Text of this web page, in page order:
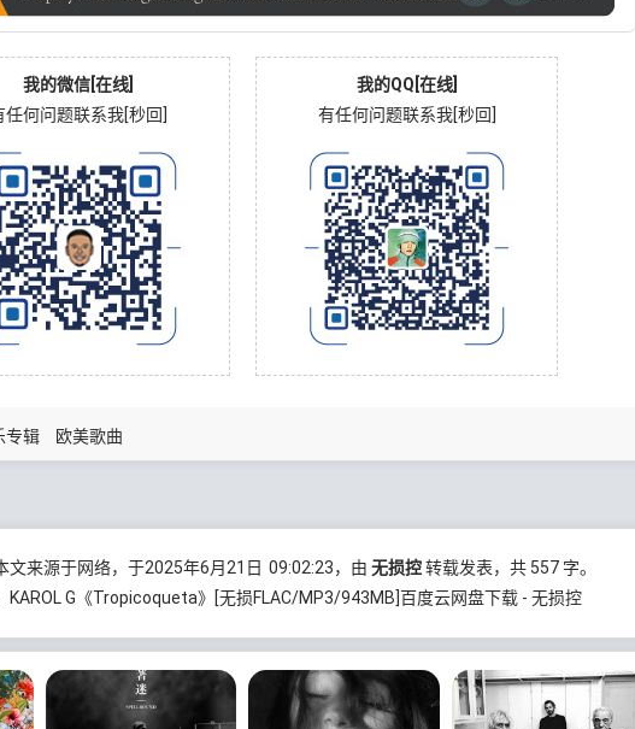
专辑 欧美歌曲
我的微信[在线]
任何问题联系我[秒回]
我的QQ[在线]
有任何问题联系我[秒回]
文来源于网络，于2025年6月21日 09:02:23，由 无损控转载发表，共 557 字。
KAROL G《Tropicoqueta》[无损FLAC/MP3/943MB]百度云网盘下载 - 无损控